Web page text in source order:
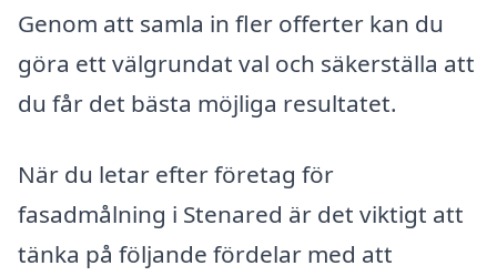
Genom att samla in fler offerter kan du
göra ett välgrundat val och säkerställa att
du får det bästa möjliga resultatet.
När du letar efter företag för
fasadmålning i Stenared är det viktigt att
tänka på följande fördelar med att